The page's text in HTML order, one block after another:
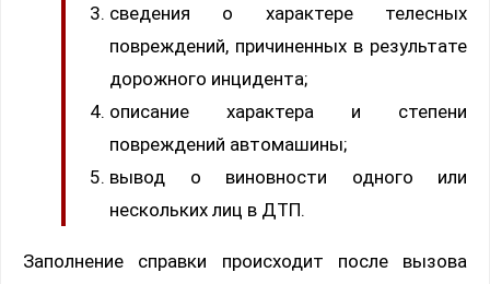
сведения о характере телесных
повреждений, причиненных в результате
дорожного инцидента;
описание характера и степени
повреждений автомашины;
вывод о виновности одного или
нескольких лиц в ДТП.
Заполнение справки происходит после вызова